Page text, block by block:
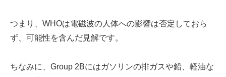
つまり、WHOは電磁波の人体への影響は否定しておら
ず、可能性を含んだ見解です。
ちなみに、Group 2Bにはガソリンの排ガスや鉛、軽油な